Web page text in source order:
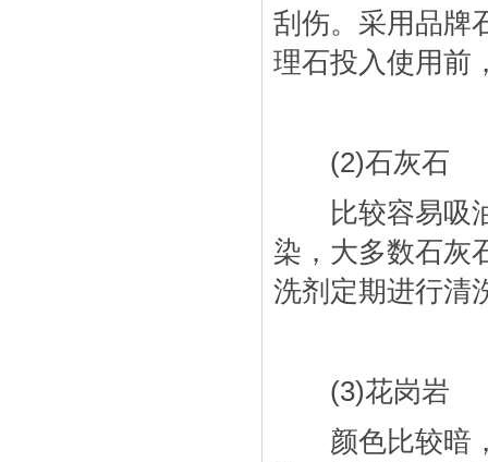
刮伤。采用品牌
理石投入使用前
(2)石灰石
比较容易吸油
染，大多数石灰
洗剂定期进行清
(3)花岗岩
颜色比较暗，